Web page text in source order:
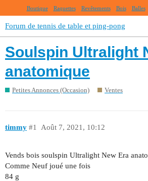
Boutique Raquettes Revêtements Bois Balles
Forum de tennis de table et ping-pong
Soulspin Ultralight
anatomique
Petites Annonces (Occasion) Ventes
timmy Août 7, 2021, 10:12
#1
Vends bois soulspin Ultralight New Era
Comme Neuf joué une fois
84 g